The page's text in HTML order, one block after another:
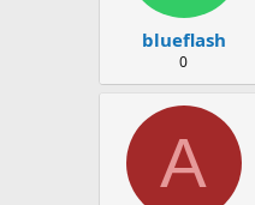
blueflash
0
A